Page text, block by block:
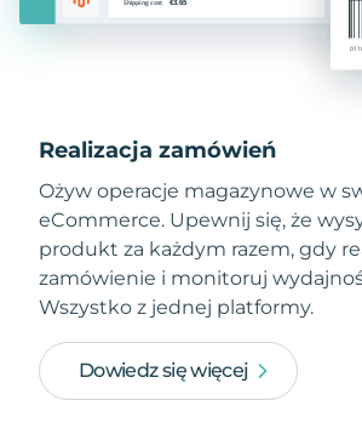
Realizacja zamówień
Ożyw operacje magazynowe w
eCommerce. Upewnij się, że
produkt za każdym razem, gdy
zamówienie i monitoruj
Wszystko z jednej platformy.
Dowiedz się więcej